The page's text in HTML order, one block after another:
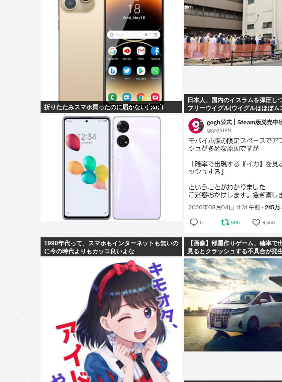
折りたたみスマホ買ったのに届かない(´;ω;`)
日本人、国内のイスラムを弾圧し
フリーウイグル(ウイグルはほぼム
1990年代って、スマホもインターネットも無いの
に今の時代よりもカッコ良いよな
【画像】部屋作りゲーム、確率で
見るとクラッシュする不具合が発